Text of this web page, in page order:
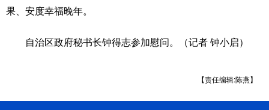
新疆
果、安度幸福晚年。
自治区政府秘书长钟得志参加慰问。（记者 钟小启）
【责任编辑:陈燕】